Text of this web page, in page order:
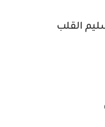
القلب